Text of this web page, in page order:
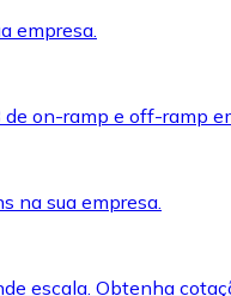
empresa.
de on-ramp e off-ramp
na sua empresa.
escala. Obtenha